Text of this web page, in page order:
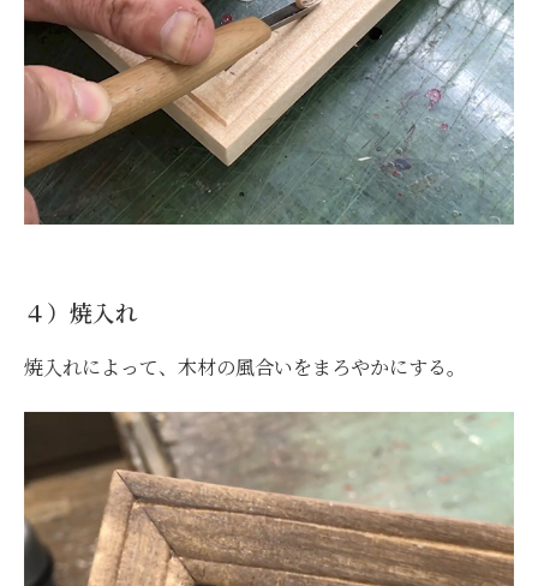
４）焼入れ
焼入れによって、木材の風合いをまろやかにする。